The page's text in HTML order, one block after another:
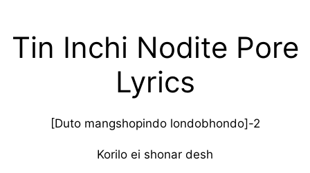
Tin Inchi Nodite Pore
Lyrics
[Duto mangshopindo londobhondo]-2
Korilo ei shonar desh